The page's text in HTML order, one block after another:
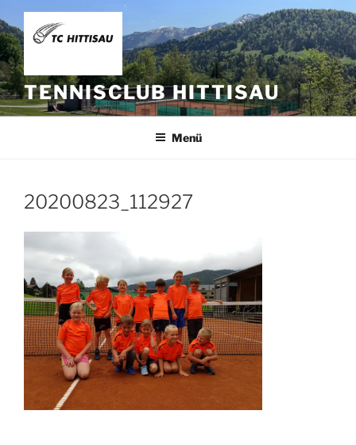
Zum
Inhalt
springen
TENNISCLUB HITTISAU
Menü
20200823_112927